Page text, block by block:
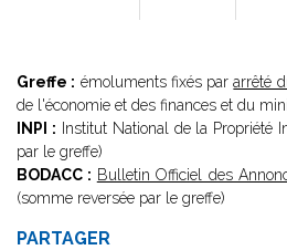
Greffe : émoluments fixés pararrêté
de l'économie et des finances et du
INPI : Institut National de la Propriété
par le greffe)
BODACC : Bulletin Officiel des
(somme reversée par le greffe)
PARTAGER